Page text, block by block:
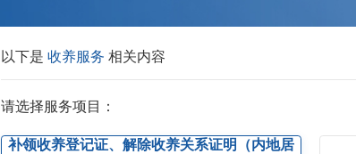
以下是收养服务相关内容
请选择服务项目：
补领收养登记证、解除收养关系证明（内地居